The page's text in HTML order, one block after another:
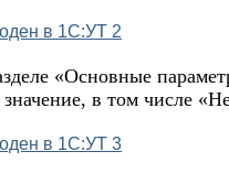
«Основные
в том числе